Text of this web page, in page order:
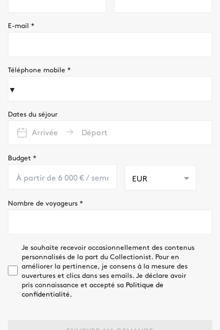
E-mail *
Téléphone mobile *
▼
Dates du séjour
Arrivée Départ
Budget *
EUR
Nombre de voyageurs *
Je souhaite recevoir occasionnellement des contenus
personnalisés de la part du Collectionist. Pour en
améliorer la pertinence, je consens à la mesure des
ouvertures et clics dans ses emails. Je déclare avoir
pris connaissance et accepté sa Politique de
confidentialité.